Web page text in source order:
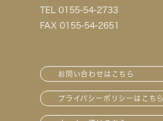
TEL 0155-54-2733
FAX 0155-54-2651
お問い合わせはこちら
プライバシーポリシーはこちら